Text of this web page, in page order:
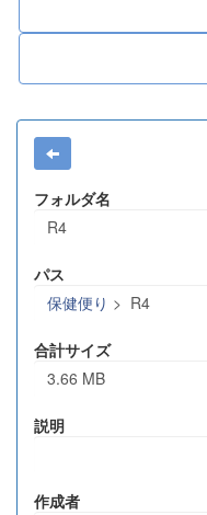
フォルダ名
R4
パス
保健便り > R4
合計サイズ
3.66 MB
説明
作成者